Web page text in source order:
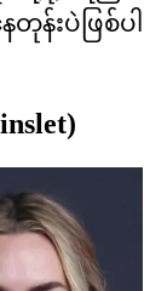
းပဲဖြစ်ပါ